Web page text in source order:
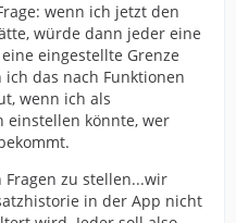
wenn ich jetzt den
würde dann jeder eine
eingestellte Grenze
das nach Funktionen
wenn ich als
einstellen könnte, wer
zu stellen...wir
in der App nicht